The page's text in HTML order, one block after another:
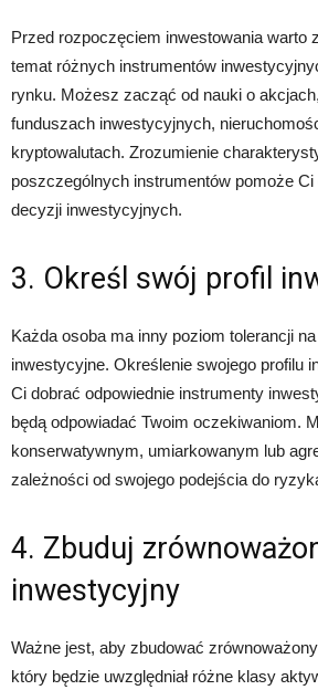
Przed rozpoczęciem inwestowania warto
temat różnych instrumentów
rynku. Możesz zacząć od nauki o
funduszach inwestycyjnych,
kryptowalutach. Zrozumienie
poszczególnych instrumentów pomoże
decyzji inwestycyjnych.
3. Określ swój profil
Każda osoba ma inny poziom tolerancji
inwestycyjne. Określenie swojego profilu
Ci dobrać odpowiednie instrumenty
będą odpowiadać Twoim oczekiwaniom.
konserwatywnym, umiarkowanym lub
zależności od swojego podejścia do
4. Zbuduj
inwestycyjny
Ważne jest, aby zbudować
który będzie uwzględniał różne klasy